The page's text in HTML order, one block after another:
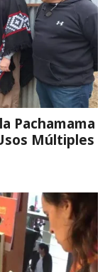
Pachamama
Múltiples